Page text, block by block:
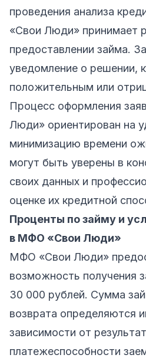
проведения анализа
«Свои Люди» принимает
предоставлении займа.
уведомление о решении,
положительным или
Процесс оформления
Люди» ориентирован на
минимизацию времени
могут быть уверены в
своих данных и
оценке их кредитной
Проценты по займу и
в МФО «Свои Люди»
МФО «Свои Люди»
возможность получения
30 000 рублей. Сумма
возврата определяются
зависимости от
платежеспособности